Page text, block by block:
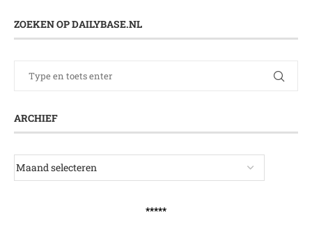
ZOEKEN OP DAILYBASE.NL
ARCHIEF
*****